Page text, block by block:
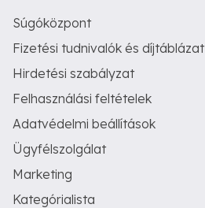
Súgóközpont
Fizetési tudnivalók és díjtáblázat
Hirdetési szabályzat
Felhasználási feltételek
Adatvédelmi beállítások
Ügyfélszolgálat
Marketing
Kategórialista